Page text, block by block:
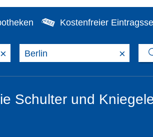
Kostenfreier
× ×
Schulter und